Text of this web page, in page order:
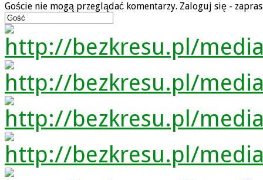
Goście nie mogą przeglądać komentarzy. Zaloguj się -